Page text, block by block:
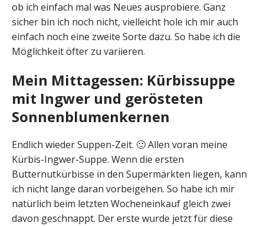
ob ich einfach mal was Neues ausprobiere. Ganz
sicher bin ich noch nicht, vielleicht hole ich mir auch
einfach noch eine zweite Sorte dazu. So habe ich die
Möglichkeit öfter zu variieren.
Mein Mittagessen: Kürbissuppe
mit Ingwer und gerösteten
Sonnenblumenkernen
Endlich wieder Suppen-Zeit. 🙂 Allen voran meine
Kürbis-Ingwer-Suppe. Wenn die ersten
Butternutkürbisse in den Supermärkten liegen, kann
ich nicht lange daran vorbeigehen. So habe ich mir
natürlich beim letzten Wocheneinkauf gleich zwei
davon geschnappt. Der erste wurde jetzt für diese